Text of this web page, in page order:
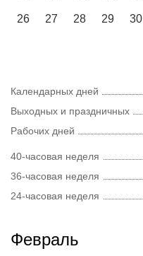
26
27 28 29 30
Календарных дней
Выходных и праздничных
Рабочих дней
40-часовая неделя
36-часовая неделя
24-часовая неделя
Февраль